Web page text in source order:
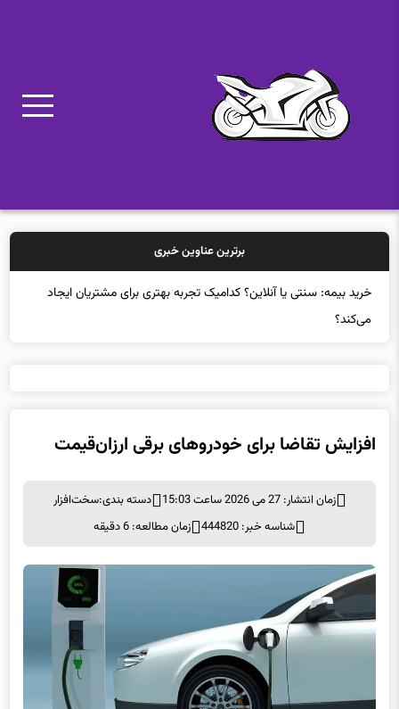
برترین عناوین خبری
خرید بیمه: سنتی یا آنلاین؟ کدامیک تجربه بهتری برای مشتریان ایجاد
می‌کند؟
افزایش تقاضا برای خودروهای برقی ارزان‌قیمت
زمان انتشار: 27 می 2026 ساعت 15:03 دسته بندی:سخت‌افزار
شناسه خبر: 444820
زمان مطالعه: 6 دقیقه